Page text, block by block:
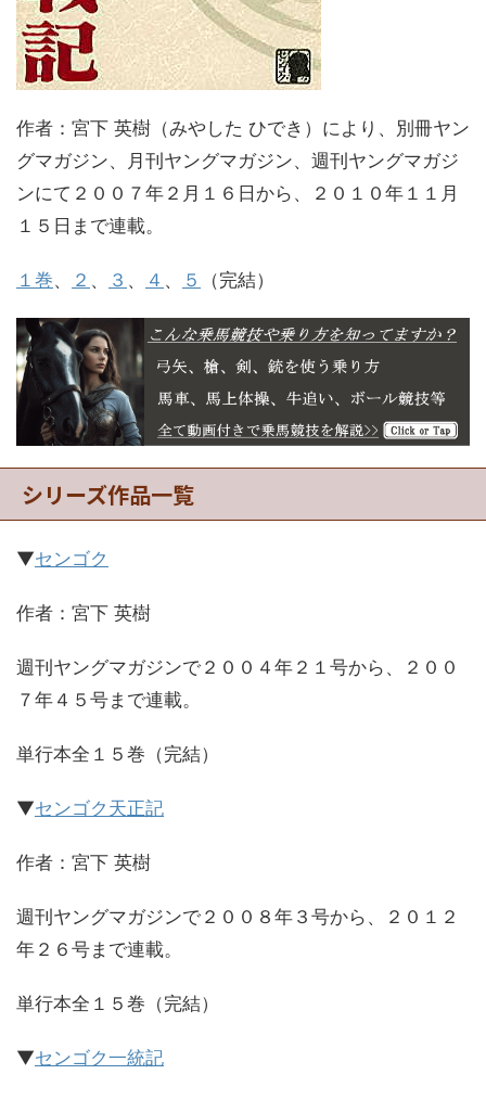
作者：宮下 英樹（みやした ひでき）により、別冊ヤン
グマガジン、月刊ヤングマガジン、週刊ヤングマガジ
ンにて２００７年２月１６日から、２０１０年１１月
１５日まで連載。
１巻、 ２ 、 ３ 、 ４ 、 ５ （完結）
シリーズ作品一覧
▼センゴク
作者：宮下 英樹
週刊ヤングマガジンで２００４年２１号から、２００
７年４５号まで連載。
単行本全１５巻（完結）
▼センゴク天正記
作者：宮下 英樹
週刊ヤングマガジンで２００８年３号から、２０１２
年２６号まで連載。
単行本全１５巻（完結）
▼センゴク一統記